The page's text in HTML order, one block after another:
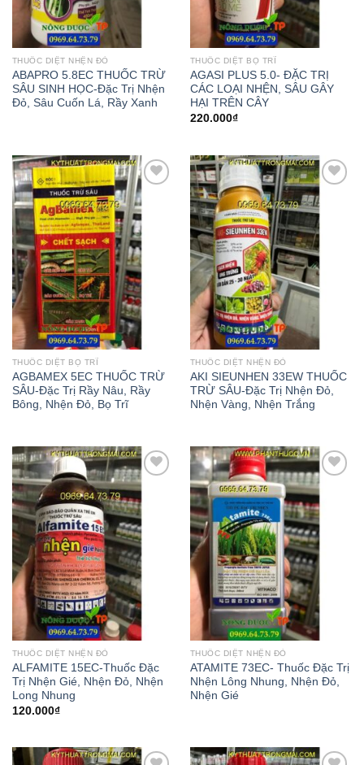
THUỐC DIỆT NHỆN ĐỎ
ABAPRO 5.8EC THUỐC TRỪ
SÂU SINH HỌC-Đặc Trị Nhện
Đỏ, Sâu Cuốn Lá, Rầy Xanh
THUỐC DIỆT BỌ TRĨ
AGASI PLUS 5.0- ĐẶC TRỊ
CÁC LOẠI NHỆN, SÂU GÂY
HẠI TRÊN CÂY
220.000₫
Add to
wishlist
THUỐC DIỆT BỌ TRĨ
AGBAMEX 5EC THUỐC TRỪ
SÂU-Đặc Trị Rầy Nâu, Rầy
Bông, Nhện Đỏ, Bọ Trĩ
Add to
wishlist
THUỐC DIỆT NHỆN ĐỎ
AKI SIEUNHEN 33EW THUỐC
TRỪ SÂU-Đặc Trị Nhện Đỏ,
Nhện Vàng, Nhện Trắng
Add to
wishlist
THUỐC DIỆT NHỆN ĐỎ
ALFAMITE 15EC-Thuốc Đặc
Trị Nhện Gié, Nhện Đỏ, Nhện
Long Nhung
120.000₫
Add to
wishlist
THUỐC DIỆT NHỆN ĐỎ
ATAMITE 73EC- Thuốc Đặc Trị
Nhện Lông Nhung, Nhện Đỏ,
Nhện Gié